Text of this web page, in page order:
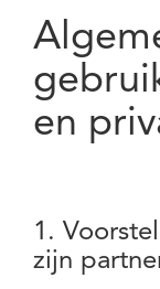
en
1.
zijn